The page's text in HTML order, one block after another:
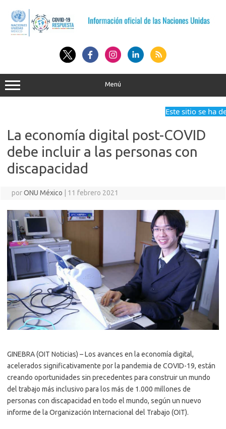
contenido
Menú
Este sitio se ha
La economía digital post-COVID
debe incluir a las personas con
discapacidad
porONU México 11 febrero 2021
GINEBRA (OIT Noticias) – Los avances en la economía digital,
acelerados significativamente por la pandemia de COVID-19, están
creando oportunidades sin precedentes para construir un mundo
del trabajo más inclusivo para los más de 1.000 millones de
personas con discapacidad en todo el mundo, según un nuevo
informe de la Organización Internacional del Trabajo (OIT).